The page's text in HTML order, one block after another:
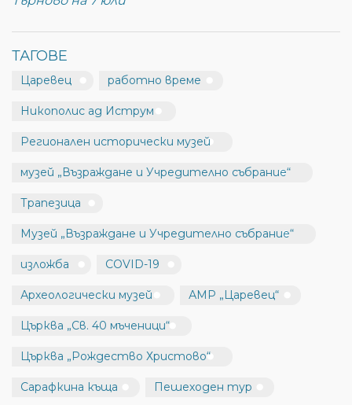
ТАГОВЕ
Царевец работно време
Никополис ад Иструм
Регионален исторически музей
музей „Възраждане и Учредително събрание“
Трапезица
Музей „Възраждане и Учредително събрание“
изложба COVID-19
Археологически музей АМР „Царевец“
Църква „Св. 40 мъченици“
Църква „Рождество Христово“
Сарафкина къща Пешеходен тур